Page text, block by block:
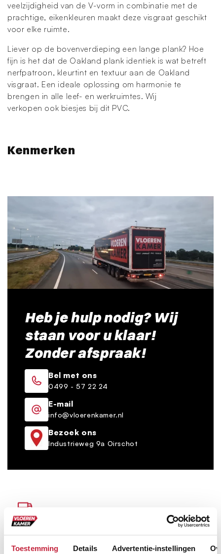
Toestemming Details Advertentie-instellingen
veelzijdigheid van de V-vorm in combinatie met de
prachtige, eikenkleuren maakt deze visgraat geschikt
voor elke ruimte.
Liever op de bovenverdieping een lange plank? Hoe
fijn is het dat de Oakland plank identiek is wat betreft
nerfpatroon, kleurtint en textuur aan de Oakland
visgraat. Een ideale oplossing om harmonie te
brengen in alle leef- en werkruimtes. Wij
verkopen ook biesjes bij dit PVC.
Kenmerken
Heb je hulp nodig? Wij
staan voor u klaar!
Zonder afspraak!
Bel met ons
0499 - 57 22 24
E-mail
info@vloerenkamer.nl
Bezoek ons
Industrieweg 9a Oirschot
Bezorgen én leggen door heel Nederland
Op vaste dag per postcode